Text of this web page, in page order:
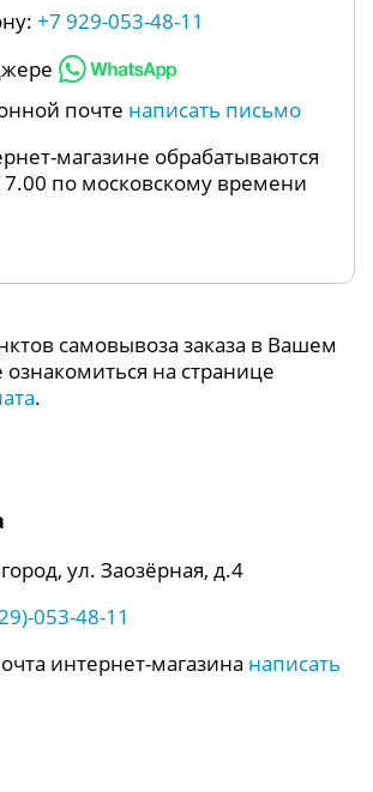
+7 929-053-48-11
почте написать письмо
магазине обрабатываются
по московскому времени
самовывоза заказа в Вашем
на странице
.
ул. Заозёрная, д.4
053-48-11
интернет-магазина написать